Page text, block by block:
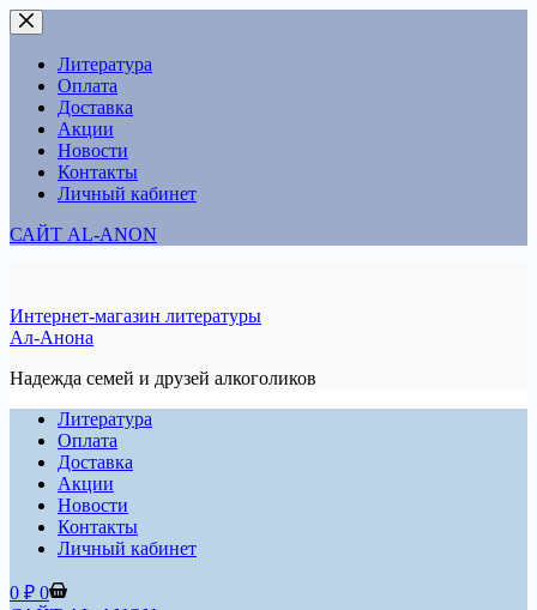
Перейти
к
сути
Литература
Оплата
Доставка
Акции
Новости
Контакты
Личный кабинет
САЙТ AL-ANON
Интернет-магазин литературы
Ал-Анона
Надежда семей и друзей алкоголиков
Литература
Оплата
Доставка
Акции
Новости
Контакты
Личный кабинет
Корзина
0 ₽ 0